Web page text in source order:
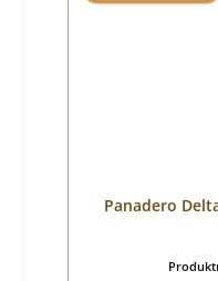
Panadero